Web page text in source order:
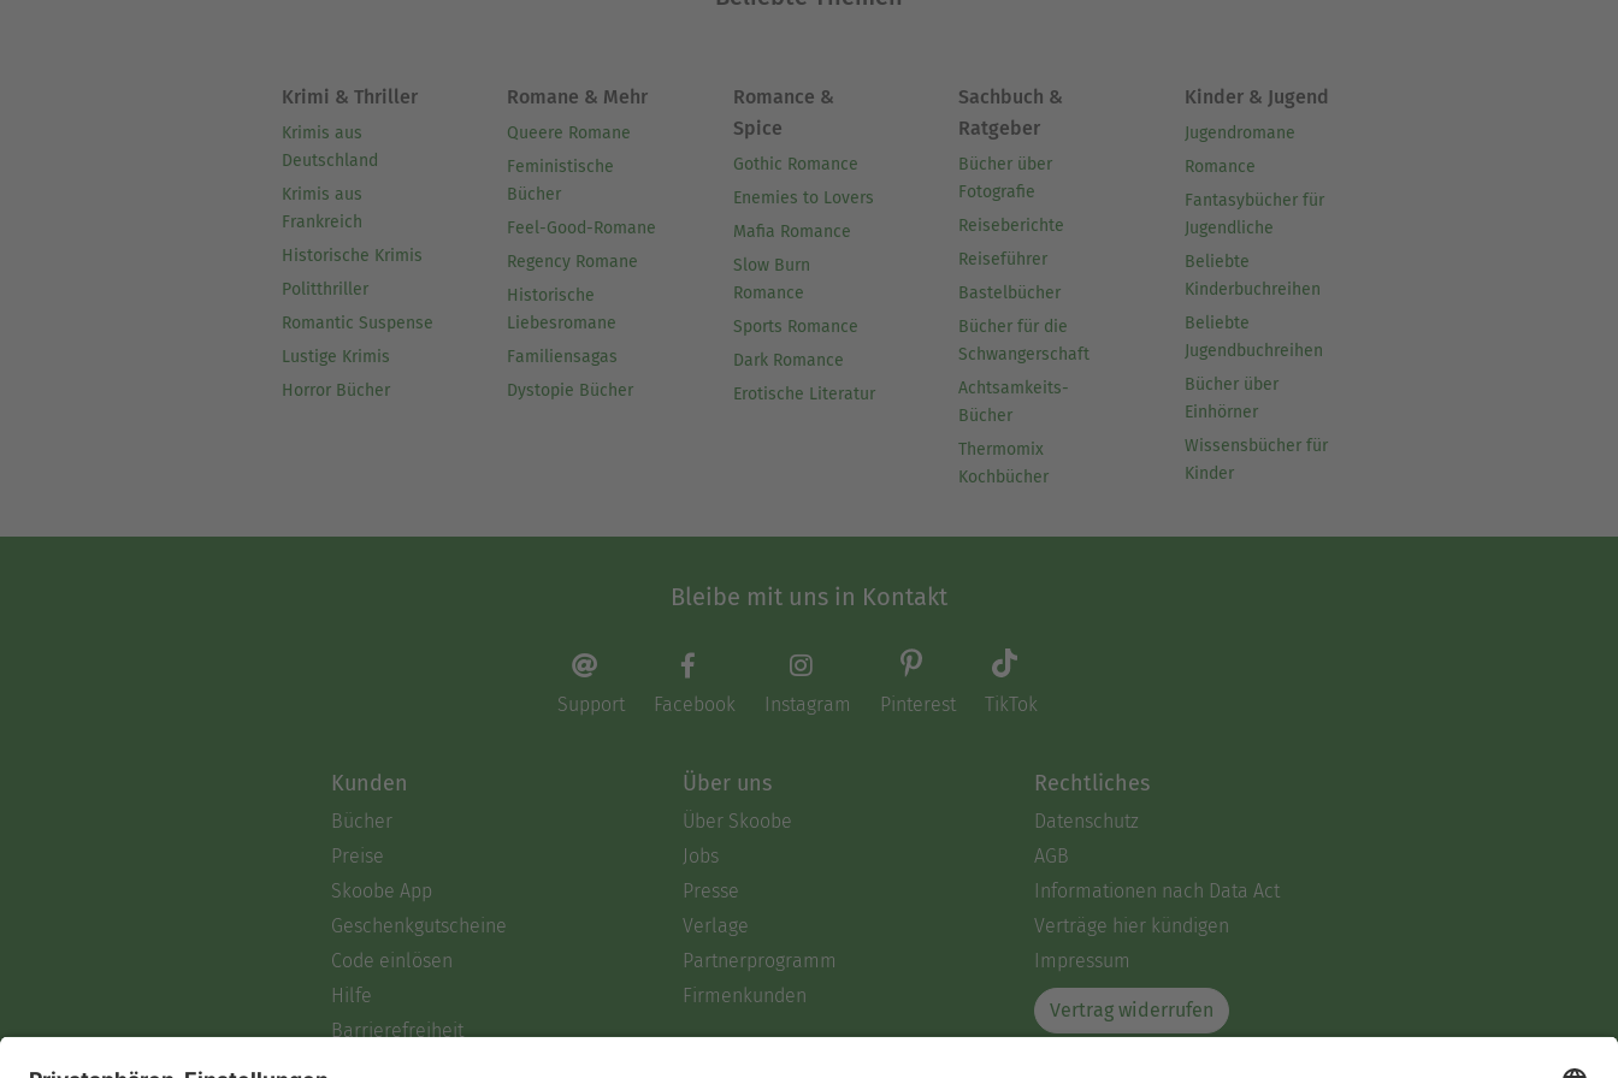
Krimi & Thriller
Krimis aus
Deutschland
Krimis aus
Frankreich
Historische Krimis
Politthriller
Romantic Suspense
Lustige Krimis
Horror Bücher
Romane & Mehr
Queere Romane
Feministische
Bücher
Feel-Good-Romane
Regency Romane
Historische
Liebesromane
Familiensagas
Dystopie Bücher
Romance &
Spice
Gothic Romance
Enemies to Lovers
Mafia Romance
Slow Burn
Romance
Sports Romance
Dark Romance
Erotische Literatur
Sachbuch &
Ratgeber
Bücher über
Fotografie
Reiseberichte
Reiseführer
Bastelbücher
Bücher für die
Schwangerschaft
Achtsamkeits-
Bücher
Thermomix
Kochbücher
Kinder & Jugend
Jugendromane
Romance
Fantasybücher für
Jugendliche
Beliebte
Kinderbuchreihen
Beliebte
Jugendbuchreihen
Bücher über
Einhörner
Wissensbücher für
Kinder
Bleibe mit uns in Kontakt
Support Facebook Instagram Pinterest TikTok
Kunden
Bücher
Preise
Skoobe App
Geschenkgutscheine
Code einlösen
Hilfe
Barrierefreiheit
Über uns
Über Skoobe
Jobs
Presse
Verlage
Partnerprogramm
Firmenkunden
Rechtliches
Datenschutz
AGB
Informationen nach Data Act
Verträge hier kündigen
Impressum
Vertrag widerrufen